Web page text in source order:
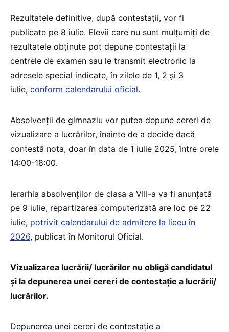
Rezultatele definitive, după contestații, vor fi
publicate pe 8 iulie. Elevii care nu sunt mulțumiți de
rezultatele obținute pot depune contestații la
centrele de examen sau le transmit electronic la
adresele special indicate, în zilele de 1, 2 și 3
iulie, conform calendarului oficial.
Absolvenții de gimnaziu vor putea depune cereri de
vizualizare a lucrărilor, înainte de a decide dacă
contestă nota, doar în data de 1 iulie 2025, între orele
14:00-18:00.
Ierarhia absolvenților de clasa a VIII-a va fi anunțată
pe 9 iulie, repartizarea computerizată are loc pe 22
iulie, potrivit calendarului de admitere la liceu în
2026, publicat în Monitorul Oficial.
Vizualizarea lucrării/ lucrărilor nu obligă candidatul
și la depunerea unei cereri de contestație a lucrării/
lucrărilor.
Depunerea unei cereri de contestație a